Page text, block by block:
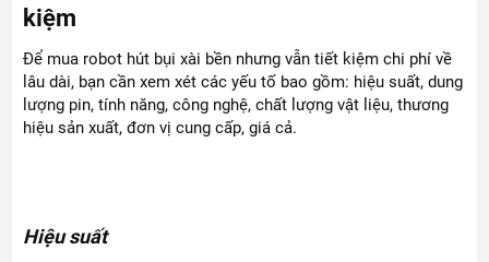
kiệm
Để mua robot hút bụi xài bền nhưng vẫn tiết kiệm chi phí về
lâu dài, bạn cần xem xét các yếu tố bao gồm: hiệu suất, dung
lượng pin, tính năng, công nghệ, chất lượng vật liệu, thương
hiệu sản xuất, đơn vị cung cấp, giá cả.
Hiệu suất